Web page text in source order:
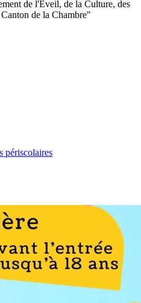
de l'Eveil, de la Culture, des
de la Chambre"
périscolaires